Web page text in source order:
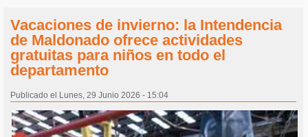
Vacaciones de invierno: la Intendencia
de Maldonado ofrece actividades
gratuitas para niños en todo el
departamento
Publicado el Lunes, 29 Junio 2026 - 15:04